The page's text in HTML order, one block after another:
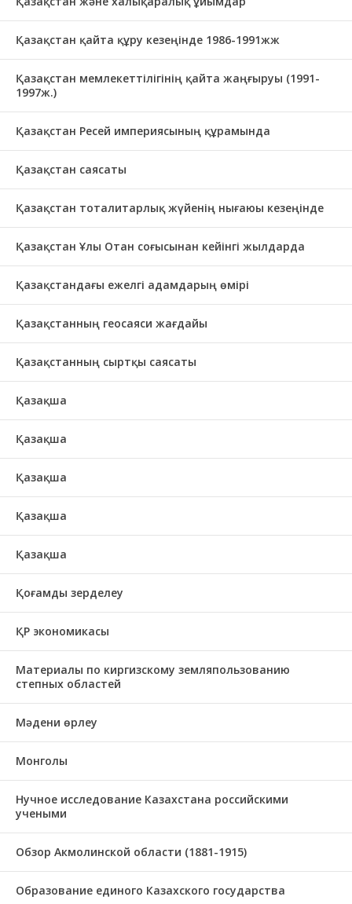
Қазақстан қайта құру кезеңінде 1986-1991жж
Қазақстан мемлекеттілігінің қайта жаңғыруы (1991-
1997ж.)
Қазақстан Ресей империясының құрамында
Қазақстан саясаты
Қазақстан тоталитарлық жүйенің нығаюы кезеңінде
Қазақстан Ұлы Отан соғысынан кейінгі жылдарда
Қазақстандағы ежелгі адамдарың өмірі
Қазақстанның геосаяси жағдайы
Қазақстанның сыртқы саясаты
Қазақша
Қазақша
Қазақша
Қазақша
Қазақша
Қоғамды зерделеу
ҚР экономикасы
Материалы по киргизскому земляпользованию
степных областей
Мәдени өрлеу
Монголы
Нучное исследование Казахстана российскими
учеными
Обзор Акмолинской области (1881-1915)
Образование единого Казахского государства